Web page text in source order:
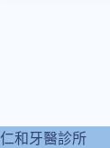
仁和牙醫診所